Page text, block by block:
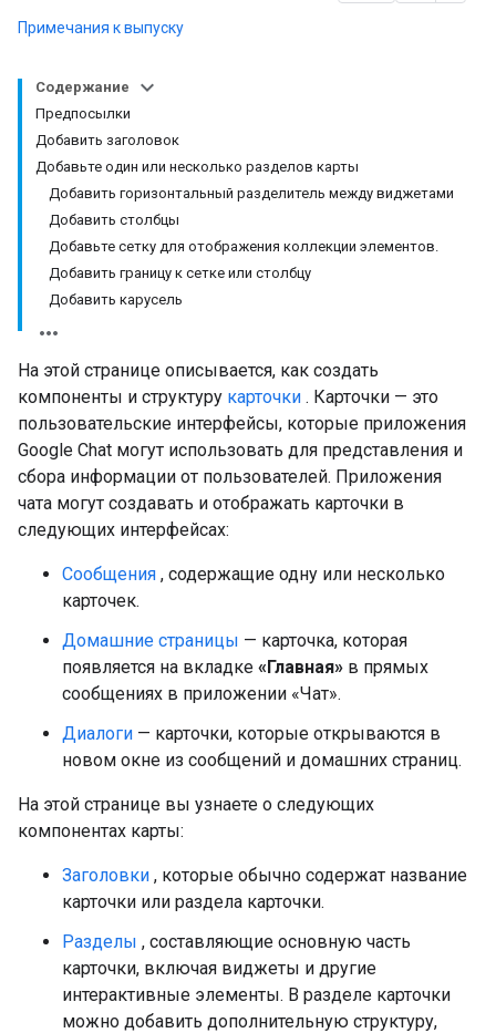
Примечания к выпуску
Содержание
Предпосылки
Добавить заголовок
Добавьте один или несколько разделов карты
Добавить горизонтальный разделитель между виджетами
Добавить столбцы
Добавьте сетку для отображения коллекции элементов.
Добавить границу к сетке или столбцу
Добавить карусель
На этой странице описывается, как создать
компоненты и структуру карточки . Карточки — это
пользовательские интерфейсы, которые приложения
Google Chat могут использовать для представления и
сбора информации от пользователей. Приложения
чата могут создавать и отображать карточки в
следующих интерфейсах:
Сообщения , содержащие одну или несколько
карточек.
Домашние страницы — карточка, которая
появляется на вкладке «Главная» в прямых
сообщениях в приложении «Чат».
Диалоги — карточки, которые открываются в
новом окне из сообщений и домашних страниц.
На этой странице вы узнаете о следующих
компонентах карты:
Заголовки , которые обычно содержат название
карточки или раздела карточки.
Разделы , составляющие основную часть
карточки, включая виджеты и другие
интерактивные элементы. В разделе карточки
можно добавить дополнительную структуру,